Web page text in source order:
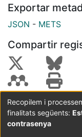
Exportar
JSON - METS
Compartir
Coordinació:CRAI UB Avís legal
subjectes a:
Recopilem i
finalitats següents:
contrasenya